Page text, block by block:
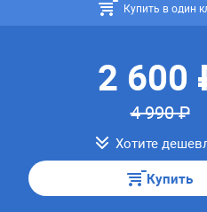
Купить в один
2 600
4 990 ₽
Хотите
Купить